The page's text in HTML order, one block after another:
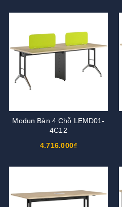
Modun Bàn 4 Chỗ LEMD01-
4C12
4.716.000₫